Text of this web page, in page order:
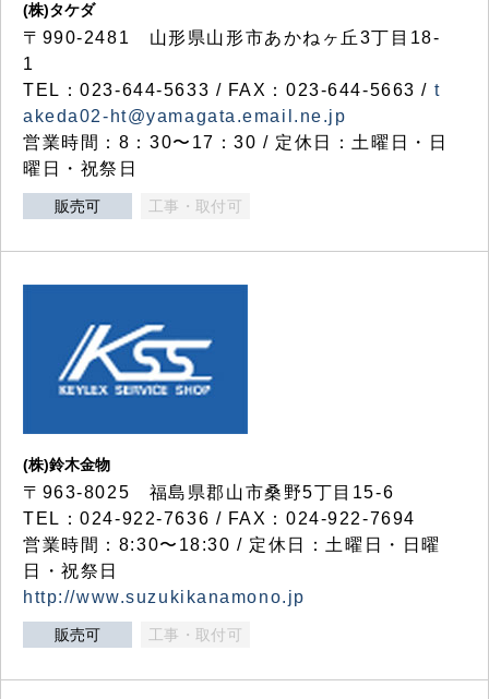
(株)タケダ
〒990-2481 山形県山形市あかねヶ丘3丁目18-
1
TEL：023-644-5633 / FAX：023-644-5663 / t
akeda02-ht@yamagata.email.ne.jp
営業時間：8：30〜17：30 / 定休日：土曜日・日
曜日・祝祭日
販売可 工事・取付可
(株)鈴木金物
〒963-8025 福島県郡山市桑野5丁目15-6
TEL：024-922-7636 / FAX：024-922-7694
営業時間：8:30〜18:30 / 定休日：土曜日・日曜
日・祝祭日
http://www.suzukikanamono.jp
販売可 工事・取付可